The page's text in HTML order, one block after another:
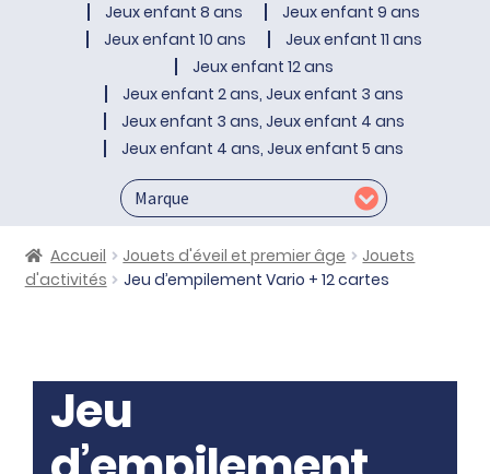
Jeux enfant 8 ans
Jeux enfant 9 ans
Jeux enfant 10 ans
Jeux enfant 11 ans
Jeux enfant 12 ans
Jeux enfant 2 ans, Jeux enfant 3 ans
Jeux enfant 3 ans, Jeux enfant 4 ans
Jeux enfant 4 ans, Jeux enfant 5 ans
Accueil Jouets d'éveil et premier âge
Jouets
d'activités
Jeu d’empilement Vario + 12 cartes
Jeu